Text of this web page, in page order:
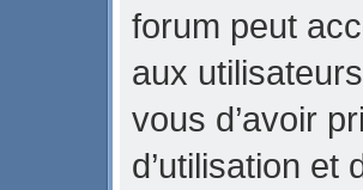
forum peut
aux
vous d’avoir
d’utilisation et